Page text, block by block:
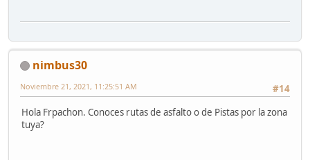
nimbus30
#14
Noviembre 21, 2021, 11:25:51 AM
Hola Frpachon. Conoces rutas de asfalto o de Pistas por la zona
tuya?